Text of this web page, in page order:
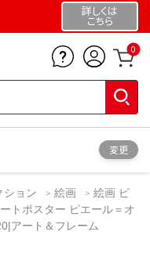
詳しくは
こちら
0
変更
ション 絵画
絵画 ピ
トポスター ピエール＝オ
アート＆フレーム